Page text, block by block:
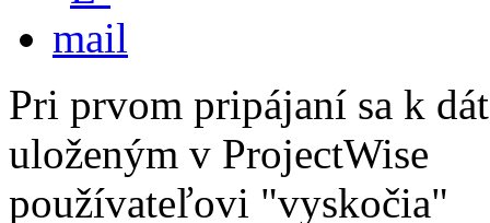
Pri prvom pripájaní sa k
uloženým v ProjectWise
používateľovi "vyskočia"